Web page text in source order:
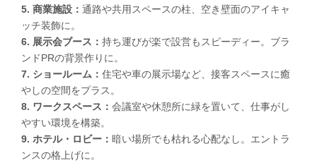
5. 商業施設： 通路や共用スペースの柱、空き壁面のアイキャ
ッチ装飾に。
6. 展示会ブース： 持ち運びが楽で設営もスピーディー。ブラ
ンドPRの背景作りに。
7. ショールーム： 住宅や車の展示場など、接客スペースに癒
やしの空間をプラス。
8. ワークスペース： 会議室や休憩所に緑を置いて、仕事がし
やすい環境を構築。
9. ホテル・ロビー： 暗い場所でも枯れる心配なし。エントラ
ンスの格上げに。